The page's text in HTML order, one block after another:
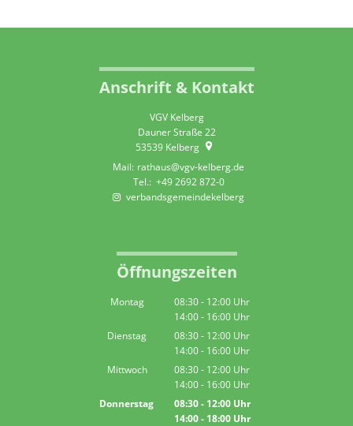
Anschrift & Kontakt
VGV Kelberg
Dauner Straße 22
53539 Kelberg
rathaus@vgv-kelberg.de
+49 2692 872-0
verbandsgemeindekelberg
Öffnungszeiten
Montag 08:30- 12:00 Uhr
Von 08:30 bis 12:00 Uhr
14:00- 16:00 Uhr
Von 14:00 bis 16:00 Uhr
Dienstag 08:30- 12:00 Uhr
Von 08:30 bis 12:00 Uhr
14:00- 16:00 Uhr
Von 14:00 bis 16:00 Uhr
Mittwoch 08:30- 12:00 Uhr
Von 08:30 bis 12:00 Uhr
14:00- 16:00 Uhr
Von 14:00 bis 16:00 Uhr
Donnerstag 08:30- 12:00Uhr
Von 08:30 bis 12:00 Uhr
14:00- 18:00Uhr